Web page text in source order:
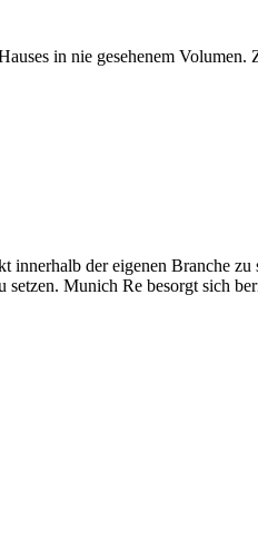
in nie gesehenem Volumen.
innerhalb der eigenen Branche
Munich Re besorgt sich